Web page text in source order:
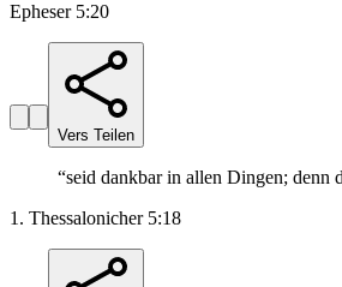
Epheser 5:20
Vers Teilen
“seid dankbar in allen Dingen; denn
1. Thessalonicher 5:18